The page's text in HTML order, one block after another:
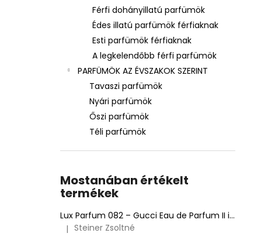
Férfi dohányillatú parfümök
Édes illatú parfümök férfiaknak
Esti parfümök férfiaknak
A legkelendőbb férfi parfümök
PARFÜMÖK AZ ÉVSZAKOK SZERINT
Tavaszi parfümök
Nyári parfümök
Őszi parfümök
Téli parfümök
Mostanában értékelt
termékek
Lux Parfum 082 – Gucci Eau de Parfum II ihlette inspirált illat – Gucci
A termék értékelése 5-ből 5 csillag.
| Steiner Zsoltné